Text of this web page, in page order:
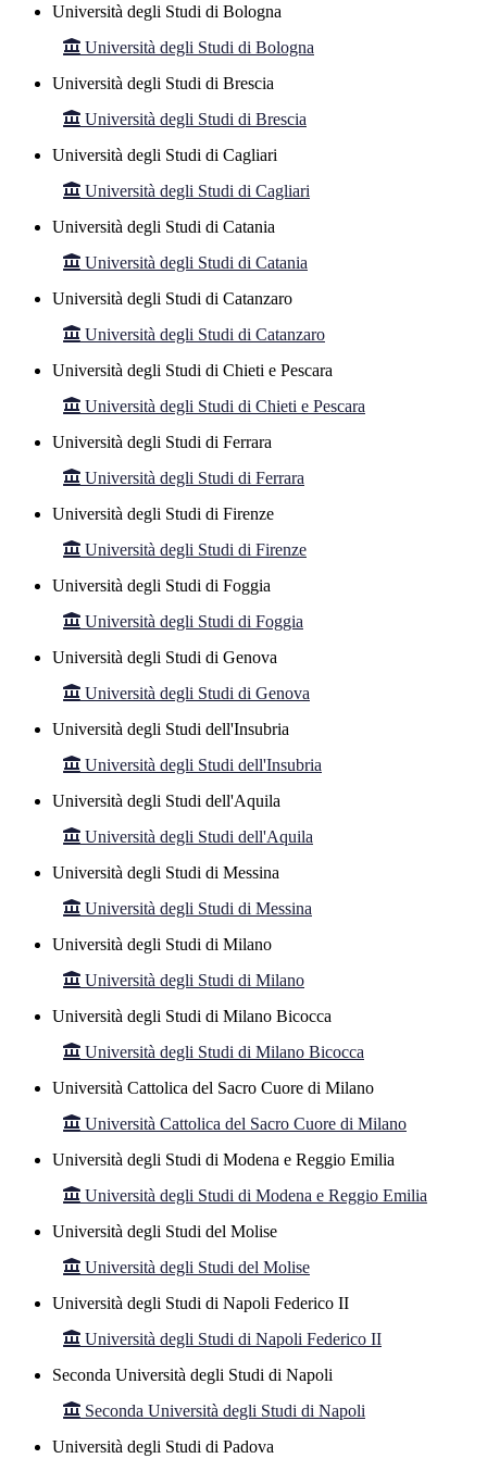
Università degli Studi di Bologna
Università degli Studi di Bologna
Università degli Studi di Brescia
Università degli Studi di Brescia
Università degli Studi di Cagliari
Università degli Studi di Cagliari
Università degli Studi di Catania
Università degli Studi di Catania
Università degli Studi di Catanzaro
Università degli Studi di Catanzaro
Università degli Studi di Chieti e Pescara
Università degli Studi di Chieti e Pescara
Università degli Studi di Ferrara
Università degli Studi di Ferrara
Università degli Studi di Firenze
Università degli Studi di Firenze
Università degli Studi di Foggia
Università degli Studi di Foggia
Università degli Studi di Genova
Università degli Studi di Genova
Università degli Studi dell'Insubria
Università degli Studi dell'Insubria
Università degli Studi dell'Aquila
Università degli Studi dell'Aquila
Università degli Studi di Messina
Università degli Studi di Messina
Università degli Studi di Milano
Università degli Studi di Milano
Università degli Studi di Milano Bicocca
Università degli Studi di Milano Bicocca
Università Cattolica del Sacro Cuore di Milano
Università Cattolica del Sacro Cuore di Milano
Università degli Studi di Modena e Reggio Emilia
Università degli Studi di Modena e Reggio Emilia
Università degli Studi del Molise
Università degli Studi del Molise
Università degli Studi di Napoli Federico II
Università degli Studi di Napoli Federico II
Seconda Università degli Studi di Napoli
Seconda Università degli Studi di Napoli
Università degli Studi di Padova